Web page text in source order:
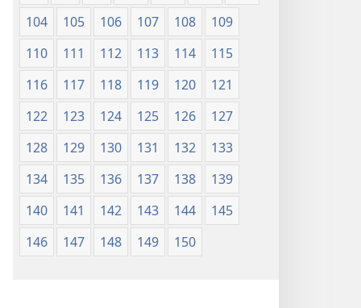
104
105 106 107 108
109
110
111 112 113 114
115
116
117 118 119 120
121
122
123 124 125 126
127
128
129 130 131 132
133
134
135 136 137 138
139
140
141 142 143 144
145
146
147 148 149 150